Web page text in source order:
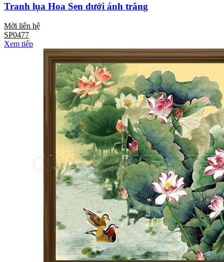
Tranh lụa Hoa Sen dưới ánh trăng
Mời liên hệ
SP0477
Xem tiếp